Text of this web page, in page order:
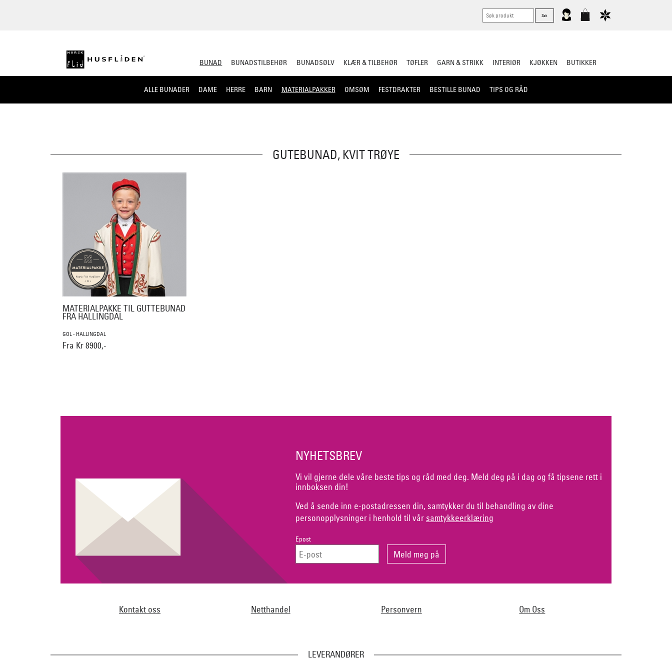
BUNAD
ALLE BUNADER DAME HERRE BARN MATERIALPAKKER OMSØM FESTDRAKTER BESTILLE BUNAD TIPS OG RÅD
BUNADSTILBEHØR BUNADSØLV KLÆR & TILBEHØR TØFLER GARN & STRIKK INTERIØR KJØKKEN BUTIKKER
GUTEBUNAD, KVIT TRØYE
MATERIALPAKKE TIL GUTTEBUNAD
FRA HALLINGDAL
GOL - HALLINGDAL
Fra Kr 8900,-
NYHETSBREV
Vi vil gjerne dele våre beste tips og råd med deg. Meld deg på i dag og få tipsene rett i
innboksen din!
Ved å sende inn e-postadressen din, samtykker du til behandling av dine
personopplysninger i henhold til vår samtykkeerklæring
Epost
Kontakt oss Netthandel Personvern Om Oss
LEVERANDØRER